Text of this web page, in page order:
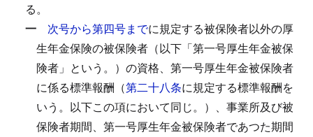
る。
一
次号から第四号までに規定する被保険者以外の厚
生年金保険の被保険者（以下「第一号厚生年金被保
険者」という。）の資格、第一号厚生年金被保険者
に係る標準報酬（第二十八条に規定する標準報酬を
いう。以下この項において同じ。）、事業所及び被
保険者期間、第一号厚生年金被保険者であつた期間